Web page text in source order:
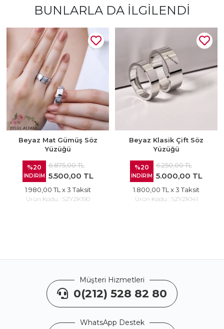
BUNLARLA DA İLGILENDI
Beyaz Mat Gümüş Söz
Yüzüğü
%20
İNDİRİM
6.875,00 TL
5.500,00 TL
1.980,00 TL x 3 Taksit
Ürün Kodu : SZYZK190
Beyaz Klasik Çift Söz
Yüzüğü
%20
İNDİRİM
6.250,00 TL
5.000,00 TL
1.800,00 TL x 3 Taksit
Ürün Kodu : SZYZK141
Müşteri Hizmetleri
0(212) 528 82 80
WhatsApp Destek